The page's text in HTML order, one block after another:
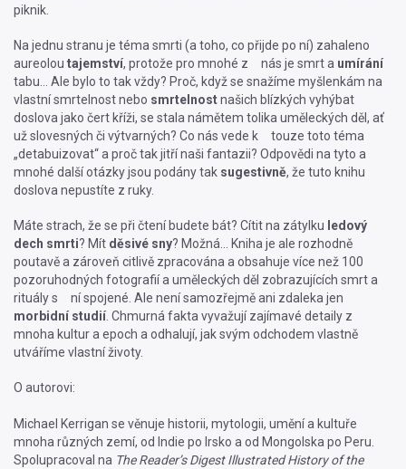
piknik.
Na jednu stranu je téma smrti (a toho, co přijde po ní) zahaleno
aureolou tajemství, protože pro mnohé z nás je smrt a umírání
tabu… Ale bylo to tak vždy? Proč, když se snažíme myšlenkám na
vlastní smrtelnost nebo smrtelnostnašich blízkých vyhýbat
doslova jako čert kříži, se stala námětem tolika uměleckých děl, ať
už slovesných či výtvarných? Co nás vede k touze toto téma
„detabuizovat“ a proč tak jitří naši fantazii? Odpovědi na tyto a
mnohé další otázky jsou podány tak sugestivně, že tuto knihu
doslova nepustíte z ruky.
Máte strach, že se při čtení budete bát? Cítit na zátylku ledový
dech smrti? Mít děsivé sny? Možná… Kniha je ale rozhodně
poutavě a zároveň citlivě zpracována a obsahuje více než 100
pozoruhodných fotografií a uměleckých děl zobrazujících smrt a
rituály s ní spojené. Ale není samozřejmě ani zdaleka jen
morbidní studií . Chmurná fakta vyvažují zajímavé detaily z
mnoha kultur a epoch a odhalují, jak svým odchodem vlastně
utváříme vlastní životy.
O autorovi:
Michael Kerrigan se věnuje historii, mytologii, umění a kultuře
mnoha různých zemí, od Indie po Irsko a od Mongolska po Peru.
Spolupracoval na The Reader’s Digest Illustrated History of the